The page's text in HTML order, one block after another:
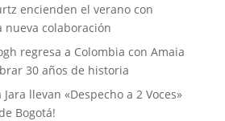
encienden el verano con
nueva colaboración
regresa a Colombia con Amaia
30 años de historia
Jara llevan «Despecho a 2 Voces»
Bogotá!